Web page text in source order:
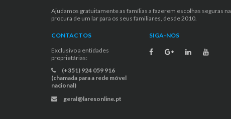
Ajudamos gratuitamente as famílias a fazerem escolhas seguras na
procura de um lar para os seus familiares, desde 2010.
CONTACTOS
Exclusivo a entidades
proprietárias:
(+351) 924 059 916
(chamada para a rede móvel
nacional)
geral@laresonline.pt
SIGA-NOS